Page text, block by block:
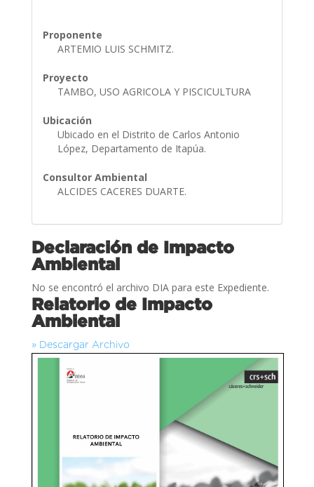
Proponente
ARTEMIO LUIS SCHMITZ.
Proyecto
TAMBO, USO AGRICOLA Y PISCICULTURA
Ubicación
Ubicado en el Distrito de Carlos Antonio
López, Departamento de Itapúa.
Consultor Ambiental
ALCIDES CACERES DUARTE.
Declaración de Impacto
Ambiental
No se encontró el archivo DIA para este Expediente.
Relatorio de Impacto
Ambiental
» Descargar Archivo